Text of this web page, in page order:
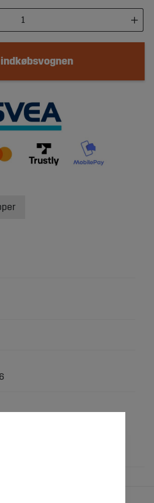
og møtrikker må ikke
da sliddele kan